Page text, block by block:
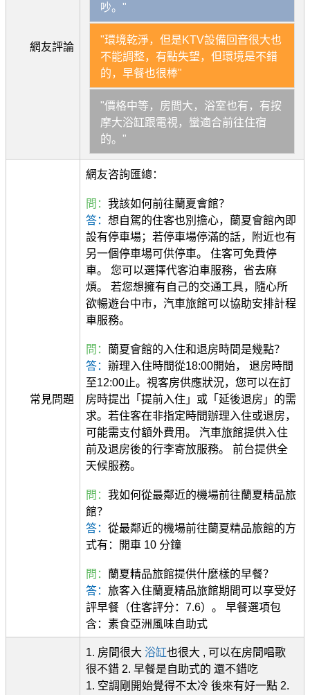
網友評論
吵。"
"環境乾淨，但是KTV設備回音很大也
不能調整，有點失望，但環境是不錯
的，早餐也很棒"
"價格中等，房間大，浴室也有，有按
摩大浴缸跟電視，蠻適合前往住宿
的。"
常見問題
網友咨詢匯總：
問： 我該如何前往蘭夏會館？
答： 想自駕的住客也別擔心，蘭夏會館內即
設有停車場；若停車場停滿的話，附近也有
另一個停車場可供停車。 住客可免費停
車。 您可以選擇代客泊車服務，省去麻
煩。 若您想擁有自己的交通工具，隨心所
欲暢遊台中市，汽車旅館可以協助安排計程
車服務。
問： 蘭夏會館的入住和退房時間是幾點？
答： 辦理入住時間從18:00開始， 退房時間
至12:00止。視客房供應狀況，您可以在訂
房時提出「提前入住」或「延後退房」的需
求。若住客在非指定時間辦理入住或退房，
可能需支付額外費用。 汽車旅館提供入住
前及退房後的行李寄放服務。 前台提供全
天候服務。
問： 我如何從最鄰近的機場前往蘭夏精品旅
館？
答： 從最鄰近的機場前往蘭夏精品旅館的方
式有：開車 10 分鐘
問： 蘭夏精品旅館提供什麼樣的早餐？
答： 旅客入住蘭夏精品旅館期間可以享受好
評早餐（住客評分：7.6）。 早餐選項包
含：素食亞洲風味自助式
1. 房間很大 浴缸也很大 , 可以在房間唱歌
很不錯 2. 早餐是自助式的 還不錯吃
1. 空調剛開始覺得不太冷 後來有好一點 2.